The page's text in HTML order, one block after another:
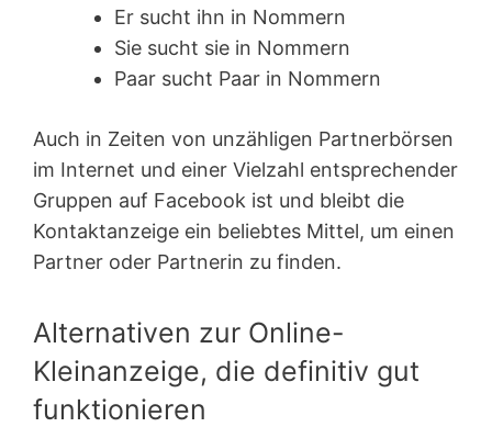
Er sucht ihn in Nommern
Sie sucht sie in Nommern
Paar sucht Paar in Nommern
Auch in Zeiten von unzähligen Partnerbörsen
im Internet und einer Vielzahl entsprechender
Gruppen auf Facebook ist und bleibt die
Kontaktanzeige ein beliebtes Mittel, um einen
Partner oder Partnerin zu finden.
Alternativen zur Online-
Kleinanzeige, die definitiv gut
funktionieren